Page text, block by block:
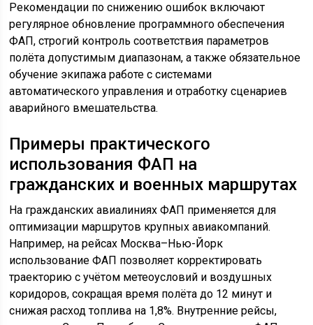
Рекомендации по снижению ошибок включают
регулярное обновление программного обеспечения
ФАП, строгий контроль соответствия параметров
полёта допустимым диапазонам, а также обязательное
обучение экипажа работе с системами
автоматического управления и отработку сценариев
аварийного вмешательства.
Примеры практического
использования ФАП на
гражданских и военных маршрутах
На гражданских авиалиниях ФАП применяется для
оптимизации маршрутов крупных авиакомпаний.
Например, на рейсах Москва–Нью-Йорк
использование ФАП позволяет корректировать
траекторию с учётом метеоусловий и воздушных
коридоров, сокращая время полёта до 12 минут и
снижая расход топлива на 1,8%. Внутренние рейсы,